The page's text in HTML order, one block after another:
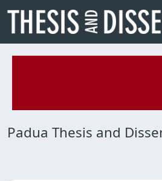
Padua Thesis and